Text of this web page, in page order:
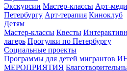
Экскурсии Мастер-классы Арт-
Петербургу Арт-терапия Киноклуб
Детям
Мастер-классы Квесты
лагерь Прогулки по Петербургу
Социальные проекты
Программы для детей мигрантов
МЕРОПРИЯТИЯ